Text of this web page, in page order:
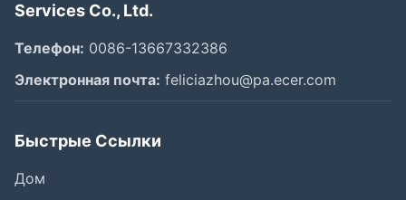
Services Co., Ltd.
Телефон: 0086-13667332386
Электронная почта: feliciazhou@pa.ecer.com
Быстрые Ссылки
Дом